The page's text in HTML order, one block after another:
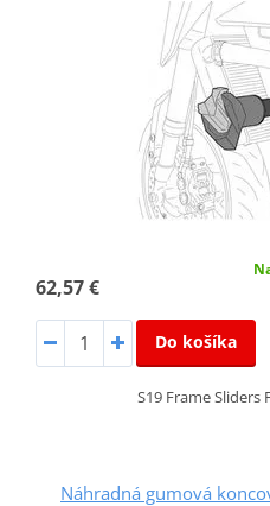
62,57 €
Do košíka
S19 Frame Sliders
Náhradná gumová